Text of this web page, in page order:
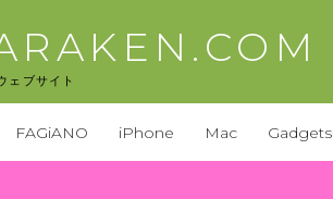
ェブサイト
FAGiANO iPhone Mac Gadgets